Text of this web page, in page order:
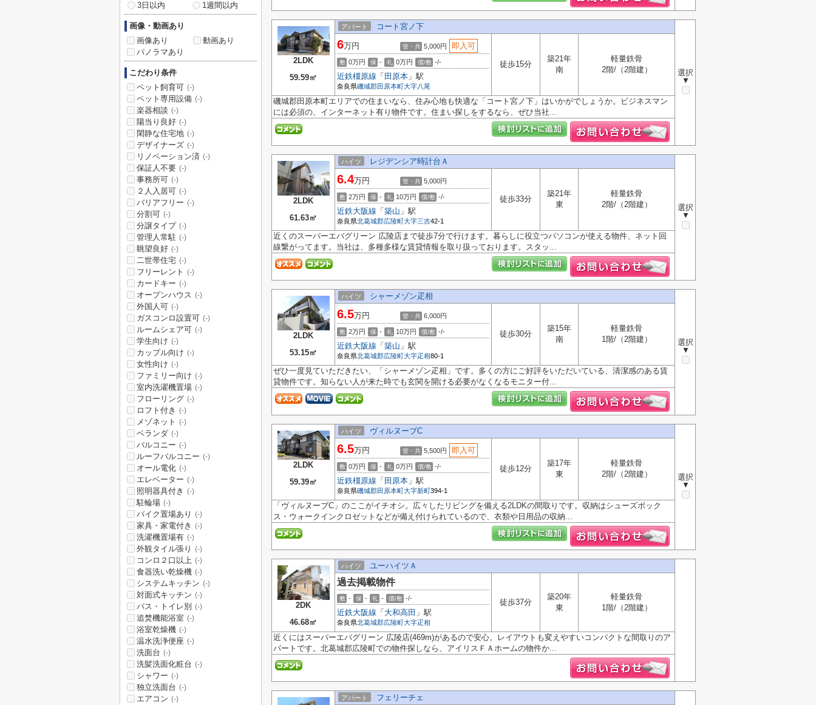
2LDK
59.59㎡
アパート コート宮ノ下
選択
▼
6万円 管・共 5,000円 即入可
敷 0万円 保 - 礼 0万円 償/敷 -/-
近鉄橿原線 「 田原本 」駅
奈良県磯城郡田原本町大字八尾
徒歩15分
築21年
南
軽量鉄骨
2階/（2階建）
磯城郡田原本町エリアでの住まいなら、住み心地も快適な「コート宮ノ下」はいかがでしょうか。ビジネスマン
には必須の、インターネット有り物件です。住まい探しをするなら、ぜひ当社...
2LDK
61.63㎡
ハイツ レジデンシア時計台Ａ
選択
▼
6.4万円 管・共 5,000円
敷 2万円 保 - 礼 10万円 償/敷 -/-
近鉄大阪線 「 築山 」駅
奈良県北葛城郡広陵町大字三吉42-1
徒歩33分
築21年
東
軽量鉄骨
2階/（2階建）
近くのスーパーエバグリーン 広陵店まで徒歩7分で行けます。暮らしに役立つパソコンが使える物件、ネット回
線繋がってます。当社は、多種多様な賃貸情報を取り扱っております。スタッ...
2LDK
53.15㎡
ハイツ シャーメゾン疋相
選択
▼
6.5万円 管・共 6,000円
敷 2万円 保 - 礼 10万円 償/敷 -/-
近鉄大阪線 「 築山 」駅
奈良県北葛城郡広陵町大字疋相80-1
徒歩30分
築15年
南
軽量鉄骨
1階/（2階建）
ぜひ一度見ていただきたい、「シャーメゾン疋相」です。多くの方にご好評をいただいている、清潔感のある賃
貸物件です。知らない人が来た時でも玄関を開ける必要がなくなるモニター付...
2LDK
59.39㎡
ハイツ ヴィルヌーブC
選択
▼
6.5万円 管・共 5,500円 即入可
敷 0万円 保 - 礼 0万円 償/敷 -/-
近鉄橿原線 「 田原本 」駅
奈良県磯城郡田原本町大字新町394-1
徒歩12分
築17年
東
軽量鉄骨
2階/（2階建）
「ヴィルヌーブC」のここがイチオシ。広々したリビングを備える2LDKの間取りです。収納はシューズボック
ス・ウォークインクロゼットなどが備え付けられているので、衣類や日用品の収納...
2DK
46.68㎡
ハイツ ユーハイツＡ
過去掲載物件
敷 - 保 - 礼 - 償/敷 -/-
近鉄大阪線 「 大和高田 」駅
奈良県北葛城郡広陵町大字疋相
徒歩37分
築20年
東
軽量鉄骨
1階/（2階建）
近くにはスーパーエバグリーン 広陵店(469m)があるので安心。レイアウトも変えやすいコンパクトな間取りのア
パートです。北葛城郡広陵町での物件探しなら、アイリスＦＡホームの物件か...
アパート フェリーチェ
3日以内
1週間以内
画像・動画あり
画像あり
動画あり
パノラマあり
こだわり条件
ペット飼育可 (-)
ペット専用設備 (-)
楽器相談 (-)
陽当り良好 (-)
閑静な住宅地 (-)
デザイナーズ (-)
リノベーション済 (-)
保証人不要 (-)
事務所可 (-)
２人入居可 (-)
バリアフリー (-)
分割可 (-)
分譲タイプ (-)
管理人常駐 (-)
眺望良好 (-)
二世帯住宅 (-)
フリーレント (-)
カードキー (-)
オープンハウス (-)
外国人可 (-)
ガスコンロ設置可 (-)
ルームシェア可 (-)
学生向け (-)
カップル向け (-)
女性向け (-)
ファミリー向け (-)
室内洗濯機置場 (-)
フローリング (-)
ロフト付き (-)
メゾネット (-)
ベランダ (-)
バルコニー (-)
ルーフバルコニー (-)
オール電化 (-)
エレベーター (-)
照明器具付き (-)
駐輪場 (-)
バイク置場あり (-)
家具・家電付き (-)
洗濯機置場有 (-)
外観タイル張り (-)
コンロ２口以上 (-)
食器洗い乾燥機 (-)
システムキッチン (-)
対面式キッチン (-)
バス・トイレ別 (-)
追焚機能浴室 (-)
浴室乾燥機 (-)
温水洗浄便座 (-)
洗面台 (-)
洗髪洗面化粧台 (-)
シャワー (-)
独立洗面台 (-)
エアコン (-)